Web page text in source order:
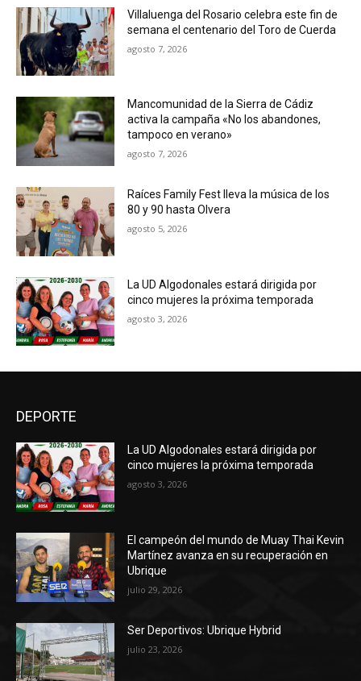
Villaluenga del Rosario celebra este fin de
semana el centenario del Toro de Cuerda
agosto 7, 2026
Mancomunidad de la Sierra de Cádiz
activa la campaña «No los abandones,
tampoco en verano»
agosto 7, 2026
Raíces Family Fest lleva la música de los
80 y 90 hasta Olvera
agosto 5, 2026
La UD Algodonales estará dirigida por
cinco mujeres la próxima temporada
agosto 3, 2026
DEPORTE
La UD Algodonales estará dirigida por
cinco mujeres la próxima temporada
agosto 3, 2026
El campeón del mundo de Muay Thai Kevin
Martínez avanza en su recuperación en
Ubrique
julio 29, 2026
Ser Deportivos: Ubrique Hybrid
julio 23, 2026